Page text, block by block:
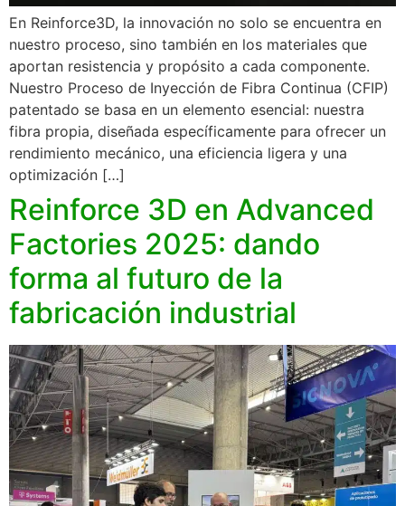
En Reinforce3D, la innovación no solo se encuentra en
nuestro proceso, sino también en los materiales que
aportan resistencia y propósito a cada componente.
Nuestro Proceso de Inyección de Fibra Continua (CFIP)
patentado se basa en un elemento esencial: nuestra
fibra propia, diseñada específicamente para ofrecer un
rendimiento mecánico, una eficiencia ligera y una
optimización […]
Reinforce 3D en Advanced
Factories 2025: dando
forma al futuro de la
fabricación industrial